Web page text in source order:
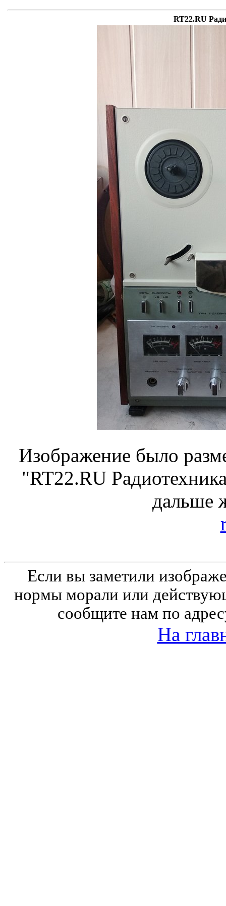
RT22.RU
Изображение было
"RT22.RU
дальше
Если вы заметили
нормы морали или
сообщите нам по
На